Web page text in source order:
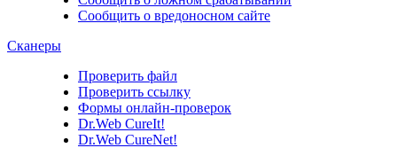
Сообщить о вредоносном сайте
Сканеры
Проверить файл
Проверить ссылку
Формы онлайн-проверок
Dr.Web CureIt!
Dr.Web CureNet!